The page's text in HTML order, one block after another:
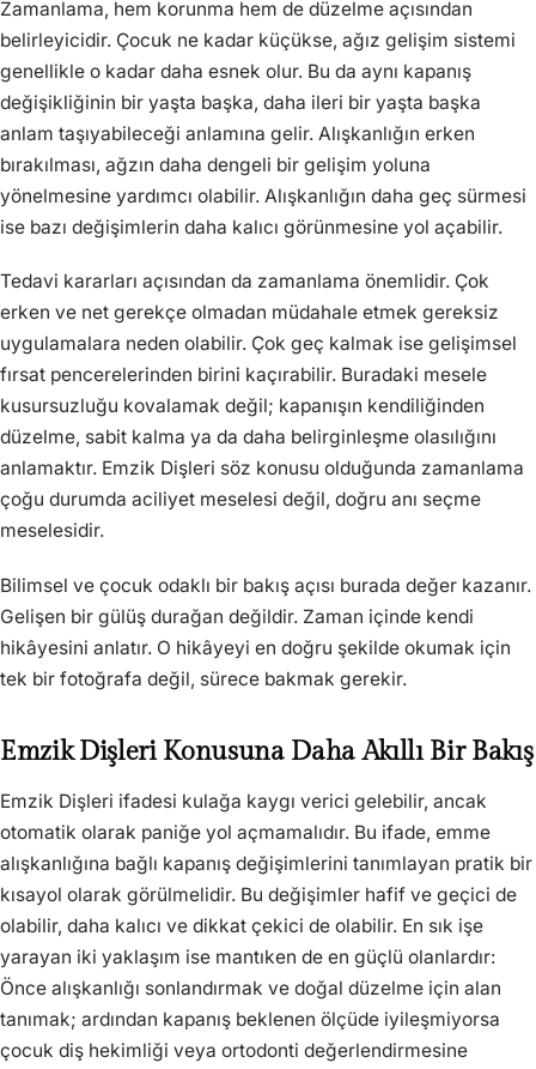
Zamanlama, hem korunma hem de düzelme açısından
belirleyicidir. Çocuk ne kadar küçükse, ağız gelişim sistemi
genellikle o kadar daha esnek olur. Bu da aynı kapanış
değişikliğinin bir yaşta başka, daha ileri bir yaşta başka
anlam taşıyabileceği anlamına gelir. Alışkanlığın erken
bırakılması, ağzın daha dengeli bir gelişim yoluna
yönelmesine yardımcı olabilir. Alışkanlığın daha geç sürmesi
ise bazı değişimlerin daha kalıcı görünmesine yol açabilir.
Tedavi kararları açısından da zamanlama önemlidir. Çok
erken ve net gerekçe olmadan müdahale etmek gereksiz
uygulamalara neden olabilir. Çok geç kalmak ise gelişimsel
fırsat pencerelerinden birini kaçırabilir. Buradaki mesele
kusursuzluğu kovalamak değil; kapanışın kendiliğinden
düzelme, sabit kalma ya da daha belirginleşme olasılığını
anlamaktır. Emzik Dişleri söz konusu olduğunda zamanlama
çoğu durumda aciliyet meselesi değil, doğru anı seçme
meselesidir.
Bilimsel ve çocuk odaklı bir bakış açısı burada değer kazanır.
Gelişen bir gülüş durağan değildir. Zaman içinde kendi
hikâyesini anlatır. O hikâyeyi en doğru şekilde okumak için
tek bir fotoğrafa değil, sürece bakmak gerekir.
Emzik Dişleri Konusuna Daha Akıllı Bir Bakış
Emzik Dişleri ifadesi kulağa kaygı verici gelebilir, ancak
otomatik olarak paniğe yol açmamalıdır. Bu ifade, emme
alışkanlığına bağlı kapanış değişimlerini tanımlayan pratik bir
kısayol olarak görülmelidir. Bu değişimler hafif ve geçici de
olabilir, daha kalıcı ve dikkat çekici de olabilir. En sık işe
yarayan iki yaklaşım ise mantıken de en güçlü olanlardır:
Önce alışkanlığı sonlandırmak ve doğal düzelme için alan
tanımak; ardından kapanış beklenen ölçüde iyileşmiyorsa
çocuk diş hekimliği veya ortodonti değerlendirmesine